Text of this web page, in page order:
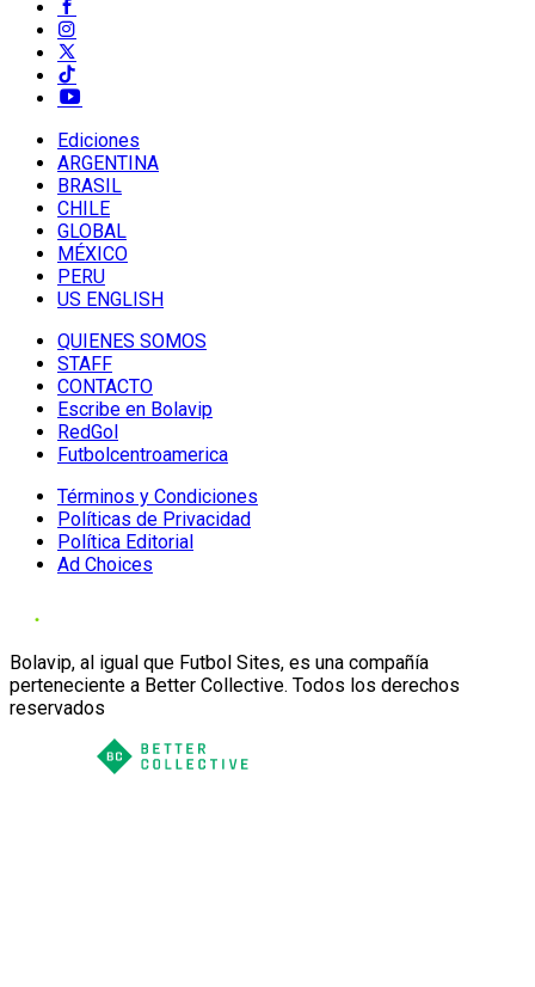
Ediciones
ARGENTINA
BRASIL
CHILE
GLOBAL
MÉXICO
PERU
US ENGLISH
QUIENES SOMOS
STAFF
CONTACTO
Escribe en Bolavip
RedGol
Futbolcentroamerica
Términos y Condiciones
Políticas de Privacidad
Política Editorial
Ad Choices
Bolavip, al igual que Futbol Sites, es una compañía
perteneciente a Better Collective. Todos los derechos
reservados